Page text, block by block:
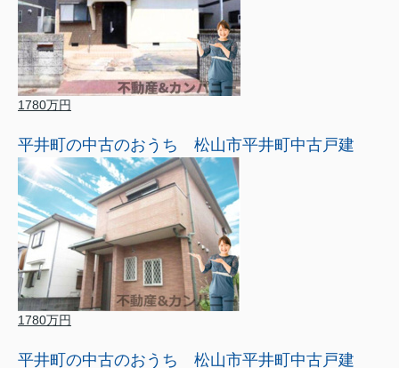
1780万円
平井町の中古のおうち 松山市平井町中古戸建
1780万円
平井町の中古のおうち 松山市平井町中古戸建